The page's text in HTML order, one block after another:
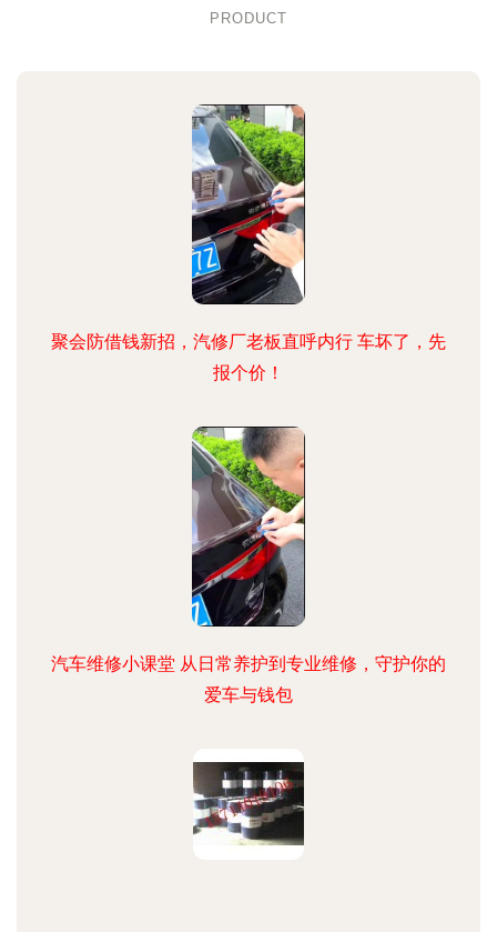
PRODUCT
聚会防借钱新招，汽修厂老板直呼内行 车坏了，先
报个价！
汽车维修小课堂 从日常养护到专业维修，守护你的
爱车与钱包